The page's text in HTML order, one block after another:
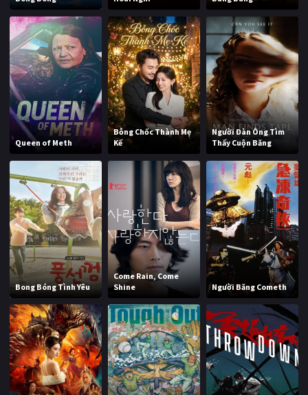
Queen of Meth
Bỗng Chốc Thành Mẹ
Kế
Người Đàn Ông Tìm
Thấy Cuộn Băng
Bong Bóng Tình Yêu
Come Rain, Come
Shine
Người Băng Cometh